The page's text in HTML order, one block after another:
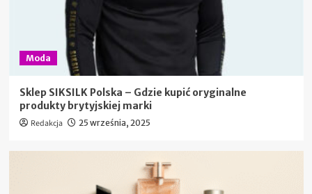
Moda
Sklep SIKSILK Polska – Gdzie kupić oryginalne
produkty brytyjskiej marki
Redakcja 25 września, 2025